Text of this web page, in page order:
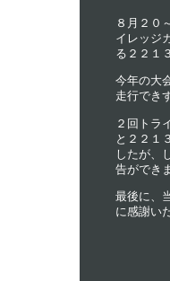
８月２０
イレッジ
る２２１
今年の大
走行でき
２回トラ
と２２１
したが、
告ができ
最後に、
に感謝い